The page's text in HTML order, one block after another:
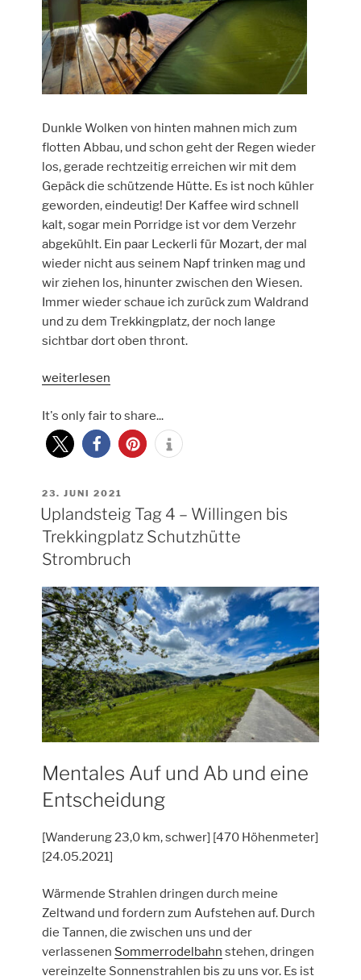
Dunkle Wolken von hinten mahnen mich zum
flotten Abbau, und schon geht der Regen wieder
los, gerade rechtzeitig erreichen wir mit dem
Gepäck die schützende Hütte. Es ist noch kühler
geworden, eindeutig! Der Kaffee wird schnell
kalt, sogar mein Porridge ist vor dem Verzehr
abgekühlt. Ein paar Leckerli für Mozart, der mal
wieder nicht aus seinem Napf trinken mag und
wir ziehen los, hinunter zwischen den Wiesen.
Immer wieder schaue ich zurück zum Waldrand
und zu dem Trekkingplatz, der noch lange
sichtbar dort oben thront.
„Diemelsteig
1
–
Schutzhütte
bis
Trekkingplatz
Waldkante
bei
weiterlesen
It's only fair to share...
VERÖFFENTLICHT
AM
23. JUNI 2021
Uplandsteig Tag 4 – Willingen bis
Trekkingplatz Schutzhütte
Strombruch
Mentales Auf und Ab und eine
Entscheidung
[Wanderung 23,0 km, schwer] [470 Höhenmeter]
[24.05.2021]
Wärmende Strahlen dringen durch meine
Zeltwand und fordern zum Aufstehen auf. Durch
die Tannen, die zwischen uns und der
verlassenen Sommerrodelbahn stehen, dringen
vereinzelte Sonnenstrahlen bis zu uns vor. Es ist